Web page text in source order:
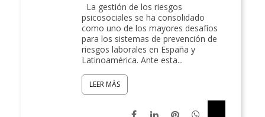
La gestión de los riesgos
psicosociales se ha consolidado
como uno de los mayores desafíos
para los sistemas de prevención de
riesgos laborales en España y
Latinoamérica. Ante esta...
LEER MÁS